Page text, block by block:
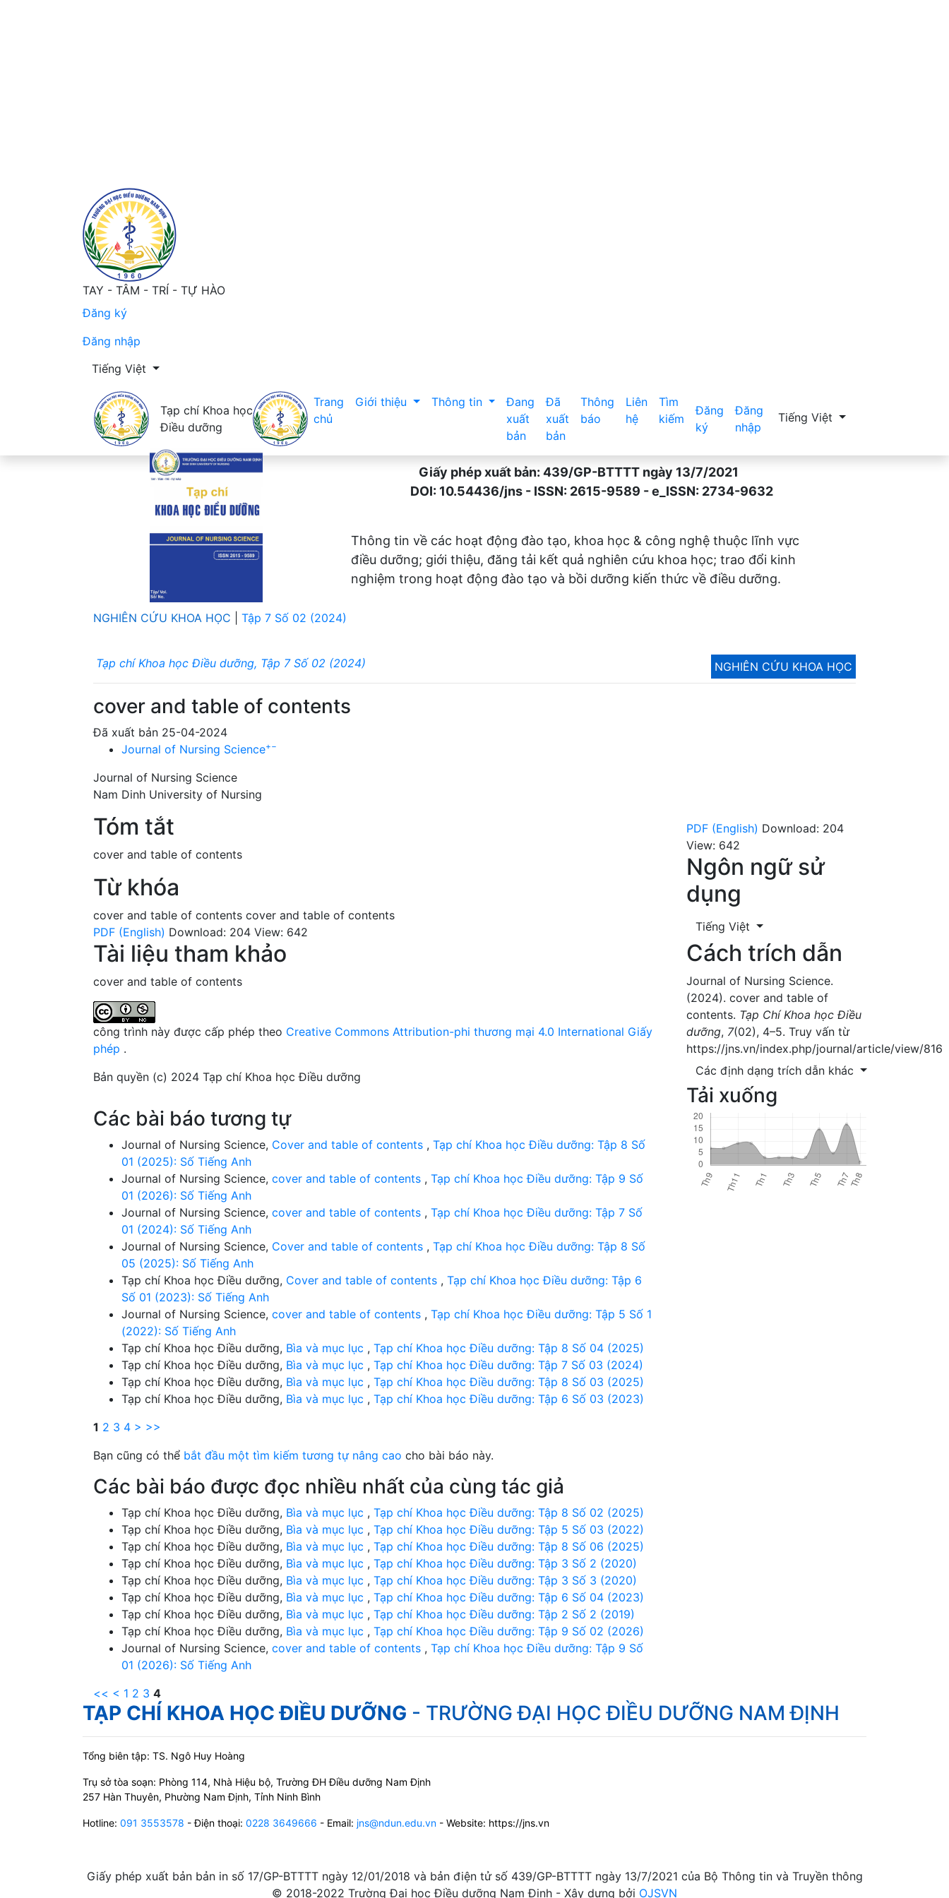
TAY - TÂM - TRÍ - TỰ HÀO
Đăng ký
Đăng nhập
Thay đổi ngôn ngữ. Ngôn ngữ hiện tại là:
Tiếng Việt
Tạp chí Khoa học
Điều dưỡng
Trang
chủ
Giới thiệu Thông tin
Đang
xuất
bản
Đã
xuất
bản
Thông
báo
Liên
hệ
Tìm
kiếm
Đăng
ký
Đăng
nhập
Thay đổi ngôn ngữ. Ngôn ngữ
Tiếng Việt
Giấy phép xuất bản: 439/GP-BTTTT ngày 13/7/2021
DOI: 10.54436/jns - ISSN: 2615-9589 - e_ISSN: 2734-9632
Thông tin về các hoạt động đào tạo, khoa học & công nghệ thuộc lĩnh vực
điều dưỡng; giới thiệu, đăng tải kết quả nghiên cứu khoa học; trao đổi kinh
nghiệm trong hoạt động đào tạo và bồi dưỡng kiến thức về điều dưỡng.
NGHIÊN CỨU KHOA HỌC Tập 7 Số 02 (2024)
Tạp chí Khoa học Điều dưỡng, Tập 7 Số 02 (2024) NGHIÊN CỨU KHOA HỌC
cover and table of contents
Đã xuất bản 25-04-2024
Journal of Nursing Science+−
Journal of Nursing Science
Nam Dinh University of Nursing
PDF (English) Download: 204
View: 642
Ngôn ngữ sử
dụng
Tiếng Việt
Cách trích dẫn
Journal of Nursing Science.
(2024). cover and table of
contents. Tạp Chí Khoa học Điều
dưỡng, 7(02), 4–5. Truy vấn từ
https://jns.vn/index.php/journal/article/view/816
Các định dạng trích dẫn khác
Tải xuống
Tóm tắt
cover and table of contents
Từ khóa
cover and table of contents cover and table of contents
PDF (English) Download: 204 View: 642
Tài liệu tham khảo
cover and table of contents
công trình này được cấp phép theo Creative Commons Attribution-phi thương mại 4.0 International Giấy
phép .
Bản quyền (c) 2024 Tạp chí Khoa học Điều dưỡng
Các bài báo tương tự
Journal of Nursing Science, Cover and table of contents , Tạp chí Khoa học Điều dưỡng: Tập 8 Số
01 (2025): Số Tiếng Anh
Journal of Nursing Science, cover and table of contents , Tạp chí Khoa học Điều dưỡng: Tập 9 Số
01 (2026): Số Tiếng Anh
Journal of Nursing Science, cover and table of contents , Tạp chí Khoa học Điều dưỡng: Tập 7 Số
01 (2024): Số Tiếng Anh
Journal of Nursing Science, Cover and table of contents , Tạp chí Khoa học Điều dưỡng: Tập 8 Số
05 (2025): Số Tiếng Anh
Tạp chí Khoa học Điều dưỡng, Cover and table of contents , Tạp chí Khoa học Điều dưỡng: Tập 6
Số 01 (2023): Số Tiếng Anh
Journal of Nursing Science, cover and table of contents , Tạp chí Khoa học Điều dưỡng: Tập 5 Số 1
(2022): Số Tiếng Anh
Tạp chí Khoa học Điều dưỡng, Bìa và mục lục , Tạp chí Khoa học Điều dưỡng: Tập 8 Số 04 (2025)
Tạp chí Khoa học Điều dưỡng, Bìa và mục lục , Tạp chí Khoa học Điều dưỡng: Tập 7 Số 03 (2024)
Tạp chí Khoa học Điều dưỡng, Bìa và mục lục , Tạp chí Khoa học Điều dưỡng: Tập 8 Số 03 (2025)
Tạp chí Khoa học Điều dưỡng, Bìa và mục lục , Tạp chí Khoa học Điều dưỡng: Tập 6 Số 03 (2023)
1 2 3 4 > >>
Bạn cũng có thể bắt đầu một tìm kiếm tương tự nâng cao cho bài báo này.
Các bài báo được đọc nhiều nhất của cùng tác giả
Tạp chí Khoa học Điều dưỡng, Bìa và mục lục , Tạp chí Khoa học Điều dưỡng: Tập 8 Số 02 (2025)
Tạp chí Khoa học Điều dưỡng, Bìa và mục lục , Tạp chí Khoa học Điều dưỡng: Tập 5 Số 03 (2022)
Tạp chí Khoa học Điều dưỡng, Bìa và mục lục , Tạp chí Khoa học Điều dưỡng: Tập 8 Số 06 (2025)
Tạp chí Khoa học Điều dưỡng, Bìa và mục lục , Tạp chí Khoa học Điều dưỡng: Tập 3 Số 2 (2020)
Tạp chí Khoa học Điều dưỡng, Bìa và mục lục , Tạp chí Khoa học Điều dưỡng: Tập 3 Số 3 (2020)
Tạp chí Khoa học Điều dưỡng, Bìa và mục lục , Tạp chí Khoa học Điều dưỡng: Tập 6 Số 04 (2023)
Tạp chí Khoa học Điều dưỡng, Bìa và mục lục , Tạp chí Khoa học Điều dưỡng: Tập 2 Số 2 (2019)
Tạp chí Khoa học Điều dưỡng, Bìa và mục lục , Tạp chí Khoa học Điều dưỡng: Tập 9 Số 02 (2026)
Journal of Nursing Science, cover and table of contents , Tạp chí Khoa học Điều dưỡng: Tập 9 Số
01 (2026): Số Tiếng Anh
<< < 1 2 3 4
TẠP CHÍ KHOA HỌC ĐIỀU DƯỠNG - TRƯỜNG ĐẠI HỌC ĐIỀU DƯỠNG NAM ĐỊNH
Tổng biên tập: TS. Ngô Huy Hoàng
Trụ sở tòa soạn: Phòng 114, Nhà Hiệu bộ, Trường ĐH Điều dưỡng Nam Định
257 Hàn Thuyên, Phường Nam Định, Tỉnh Ninh Bình
Hotline: 091 3553578 - Điện thoại: 0228 3649666 - Email: jns@ndun.edu.vn - Website: https://jns.vn
Giấy phép xuất bản bản in số 17/GP-BTTTT ngày 12/01/2018 và bản điện tử số 439/GP-BTTTT ngày 13/7/2021 của Bộ Thông tin và Truyền thông
© 2018-2022 Trường Đại học Điều dưỡng Nam Định - Xây dựng bởi OJSVN